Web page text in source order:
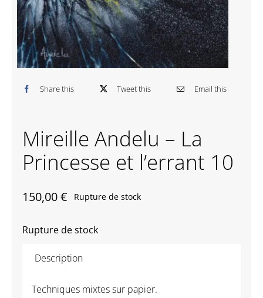
Contactez-nous
Share this Tweet this Email this
Mireille Andelu – La
Princesse et l’errant 10
150,00€ Rupture de stock
Rupture de stock
Description
Techniques mixtes sur papier.